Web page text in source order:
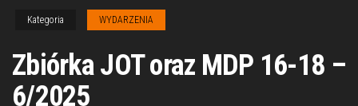
Kategoria WYDARZENIA
Zbiórka JOT oraz MDP 16-18 –
6/2025